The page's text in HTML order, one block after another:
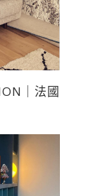
｜法國